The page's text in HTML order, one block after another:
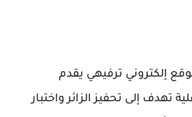
إلكتروني ترفيهي يقدم
تهدف إلى تحفيز الزائر واختبار